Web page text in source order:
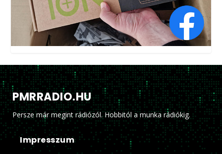
PMRRADIO.HU
Persze már megint rádiózól. Hobbitól a munka rádiókig.
Impresszum